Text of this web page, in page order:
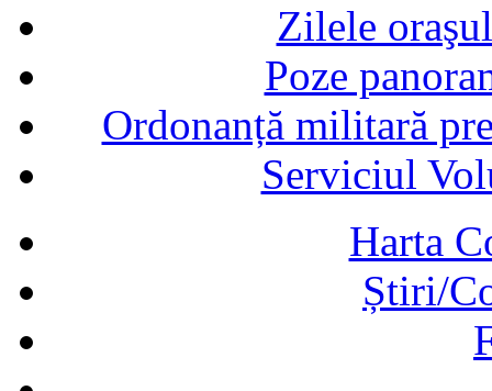
Zilele
Poze
Ordonanță militară
Serviciul
Harta
Știri/